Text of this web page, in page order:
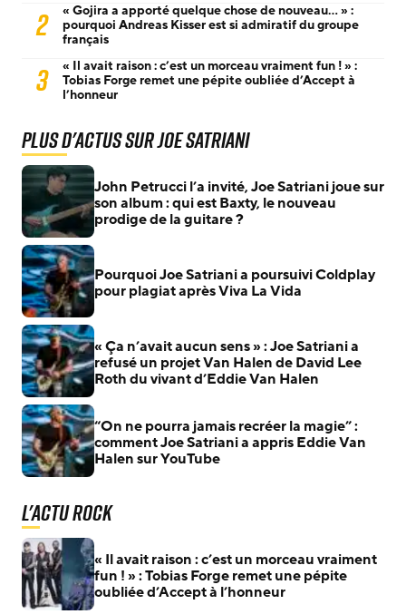
2
« Gojira a apporté quelque chose de nouveau… » :
pourquoi Andreas Kisser est si admiratif du groupe
français
3
« Il avait raison : c’est un morceau vraiment fun ! » :
Tobias Forge remet une pépite oubliée d’Accept à
l’honneur
Plus d'actus sur Joe Satriani
John Petrucci l’a invité, Joe Satriani joue sur
son album : qui est Baxty, le nouveau
prodige de la guitare ?
Pourquoi Joe Satriani a poursuivi Coldplay
pour plagiat après Viva La Vida
« Ça n’avait aucun sens » : Joe Satriani a
refusé un projet Van Halen de David Lee
Roth du vivant d’Eddie Van Halen
“On ne pourra jamais recréer la magie” :
comment Joe Satriani a appris Eddie Van
Halen sur YouTube
L'actu Rock
« Il avait raison : c’est un morceau vraiment
fun ! » : Tobias Forge remet une pépite
oubliée d’Accept à l’honneur